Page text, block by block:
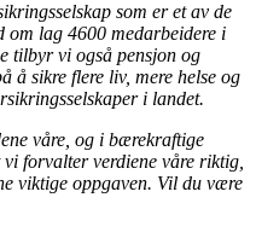
som er et av de
om lag 4600 medarbeidere i
tilbyr vi også pensjon og
å sikre flere liv, mere helse og
i landet.
våre, og i bærekraftige
forvalter verdiene våre riktig,
viktige oppgaven. Vil du være